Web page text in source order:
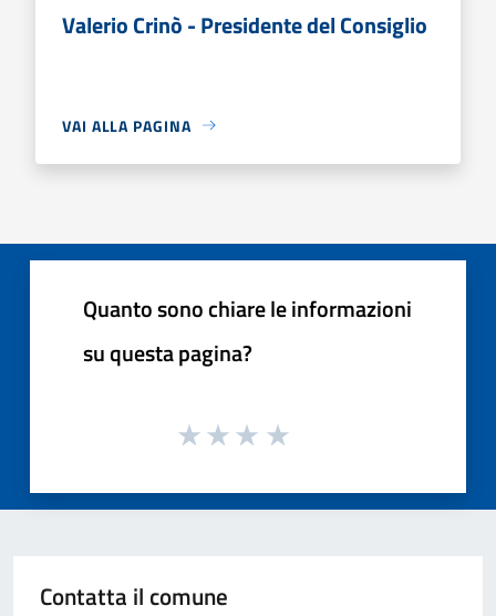
Valerio Crinò - Presidente del Consiglio
VAI ALLA PAGINA
Quanto sono chiare le informazioni
su questa pagina?
Contatta il comune